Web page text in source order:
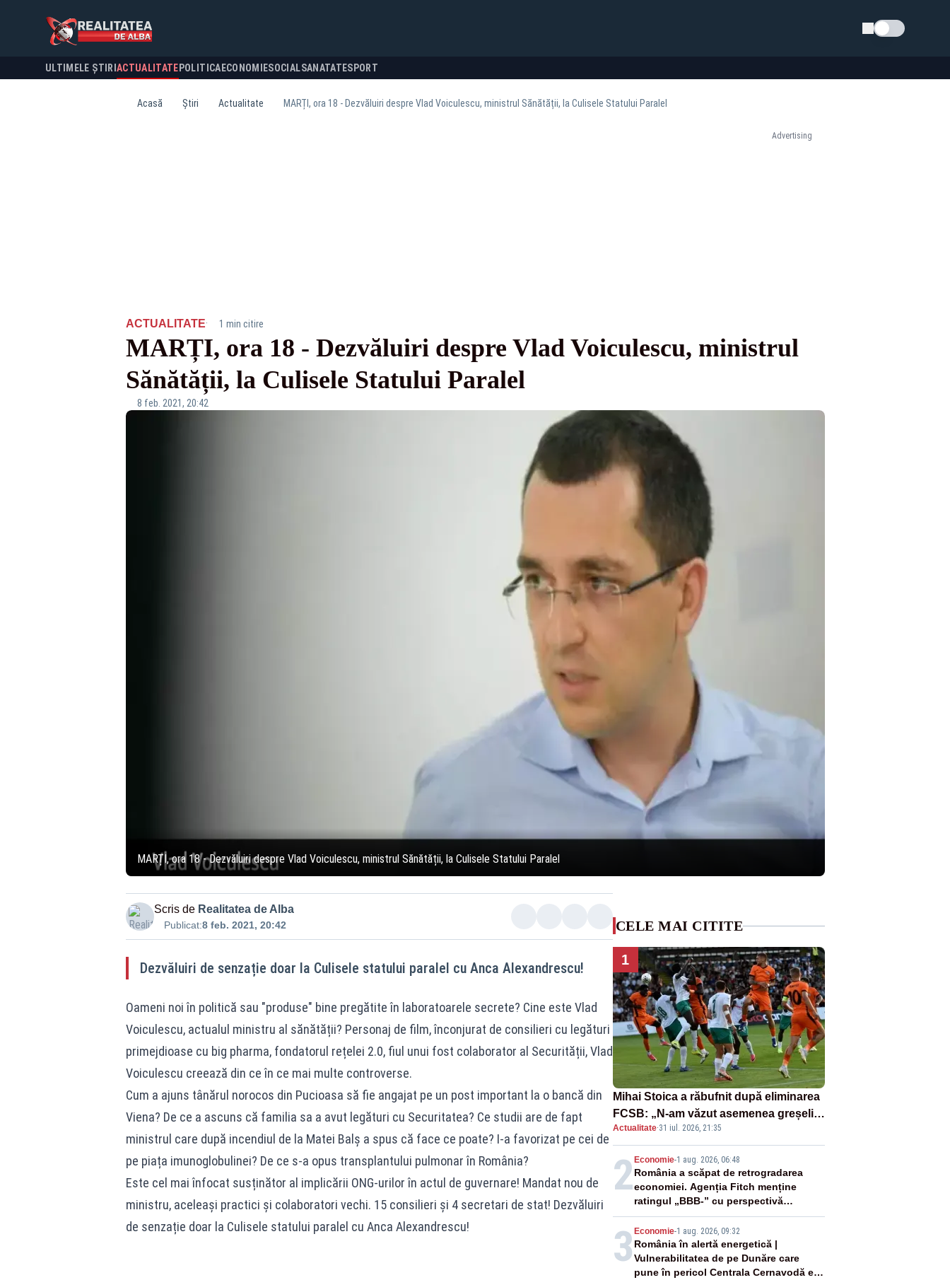
Schimba tema
ULTIMELE ȘTIRI ACTUALITATE POLITICA ECONOMIESOCIALSANATATESPORT
Acasă Știri Actualitate MARȚI, ora 18 - Dezvăluiri despre Vlad Voiculescu, ministrul Sănătății, la Culisele Statului Paralel
Advertising
ACTUALITATE· 1 min citire
MARȚI, ora 18 - Dezvăluiri despre Vlad Voiculescu, ministrul
Sănătății, la Culisele Statului Paralel
8 feb. 2021, 20:42
MARȚI, ora 18 - Dezvăluiri despre Vlad Voiculescu, ministrul Sănătății, la Culisele Statului Paralel
Scris de Realitatea de Alba
Publicat:8 feb. 2021, 20:42
Dezvăluiri de senzație doar la Culisele statului paralel cu Anca Alexandrescu!
Oameni noi în politică sau "produse" bine pregătite în laboratoarele secrete? Cine este Vlad
Voiculescu, actualul ministru al sănătății? Personaj de film, înconjurat de consilieri cu legături
primejdioase cu big pharma, fondatorul rețelei 2.0, fiul unui fost colaborator al Securității, Vlad
Voiculescu creează din ce în ce mai multe controverse.
Cum a ajuns tânărul norocos din Pucioasa să fie angajat pe un post important la o bancă din
Viena? De ce a ascuns că familia sa a avut legături cu Securitatea? Ce studii are de fapt
ministrul care după incendiul de la Matei Balș a spus că face ce poate? I-a favorizat pe cei de
pe piața imunoglobulinei? De ce s-a opus transplantului pulmonar în România?
Este cel mai înfocat susținător al implicării ONG-urilor în actul de guvernare! Mandat nou de
ministru, aceleași practici și colaboratori vechi. 15 consilieri și 4 secretari de stat! Dezvăluiri
de senzație doar la Culisele statului paralel cu Anca Alexandrescu!
CELE MAI CITITE
1
Mihai Stoica a răbufnit după eliminarea
FCSB: „N-am văzut asemenea greșeli
în 190 de meciuri europene”
Actualitate·31 iul. 2026, 21:35
2 Economie-1 aug. 2026, 06:48
România a scăpat de retrogradarea
economiei. Agenția Fitch menține
ratingul „BBB-” cu perspectivă
negativă
3 Economie-1 aug. 2026, 09:32
România în alertă energetică |
Vulnerabilitatea de pe Dunăre care
pune în pericol Centrala Cernavodă era